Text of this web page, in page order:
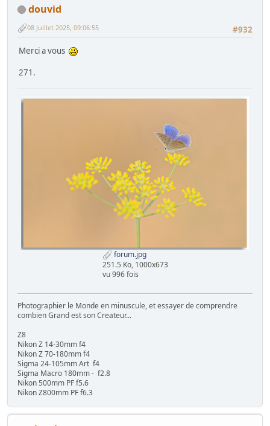
douvid
#932
08 Juillet 2025, 09:06:55
Merci a vous
271.
forum.jpg
251.5 Ko, 1000x673
vu 996 fois
Photographier le Monde en minuscule, et essayer de comprendre
combien Grand est son Createur...
Z8
Nikon Z 14-30mm f4
Nikon Z 70-180mm f4
Sigma 24-105mm Art f4
Sigma Macro 180mm - f2.8
Nikon 500mm PF f5.6
Nikon Z800mm PF f6.3